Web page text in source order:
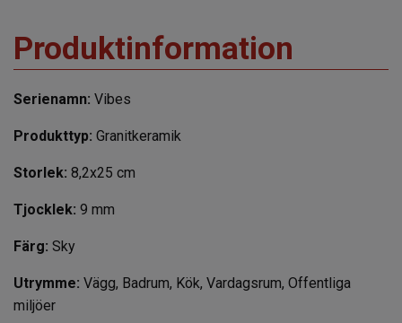
Produktinformation
Serienamn: Vibes
Produkttyp: Granitkeramik
Storlek: 8,2x25 cm
Tjocklek: 9 mm
Färg: Sky
Utrymme: Vägg, Badrum, Kök, Vardagsrum, Offentliga
miljöer